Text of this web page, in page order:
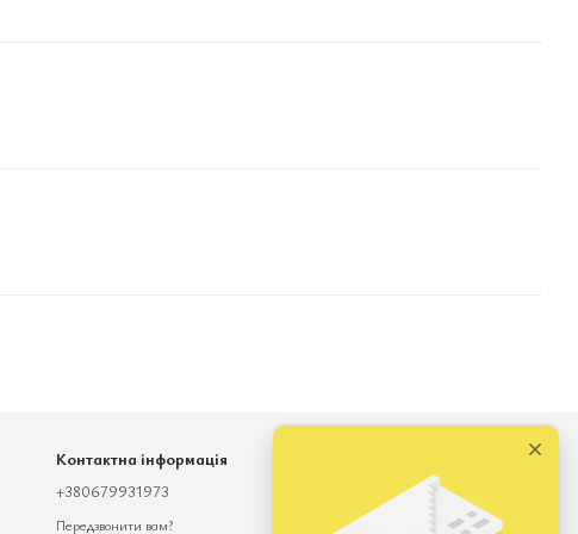
Контактна інформація
+380679931973
Передзвонити вам?
Telegram